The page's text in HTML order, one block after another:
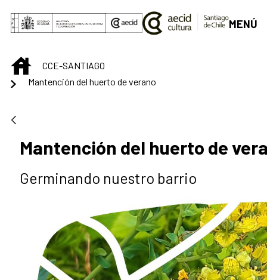
Saltar al contenido principal
MENÚ
INICIOCCE-SANTIAGO
Mantención del huerto de verano
Mantención del huerto de
Germinando nuestro barrio